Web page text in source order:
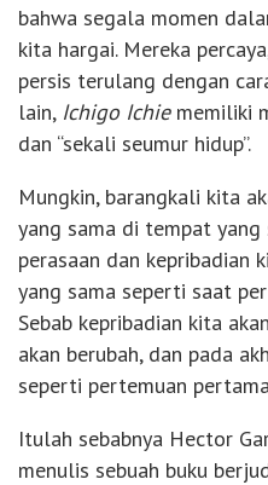
bahwa segala momen
kita hargai. Mereka
persis terulang dengan
lain, Ichigo Ichie memiliki
dan “sekali seumur hidup”.
Mungkin, barangkali kita
yang sama di tempat yang
perasaan dan kepribadian
yang sama seperti saat
Sebab kepribadian kita
akan berubah, dan pada
seperti pertemuan
Itulah sebabnya Hector
menulis sebuah buku